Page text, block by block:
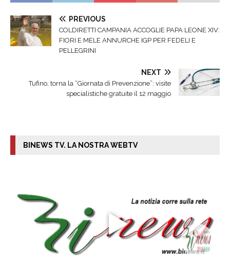
PREVIOUS
COLDIRETTI CAMPANIA ACCOGLIE PAPA LEONE XIV:
FIORI E MELE ANNURCHE IGP PER FEDELI E
PELLEGRINI
NEXT
Tufino, torna la “Giornata di Prevenzione”: visite
specialistiche gratuite il 12 maggio
BINEWS TV. LA NOSTRA WEBTV